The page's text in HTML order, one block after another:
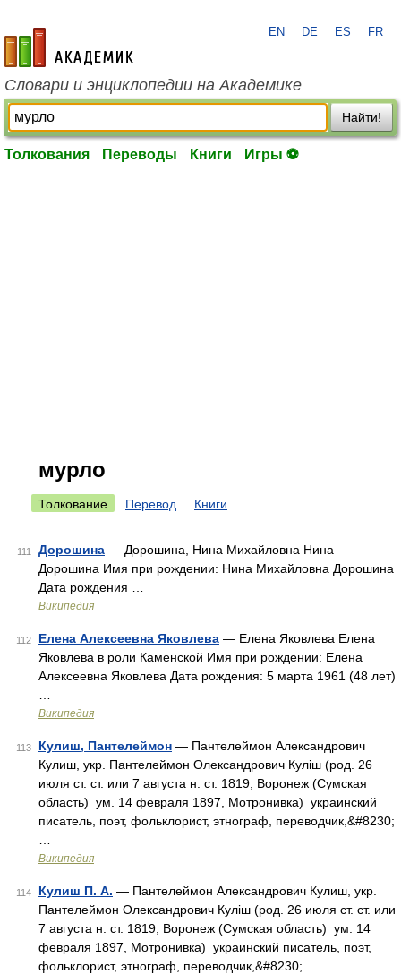
academic.ru
EN DE ES FR
Словари и энциклопедии на Академике
Найти!
Толкования Переводы Книги Игры ⚽
мурло
Толкование Перевод Книги
111 Дорошина — Дорошина, Нина Михайловна Нина
Дорошина Имя при рождении: Нина Михайловна Дорошина
Дата рождения …
Википедия
112 Елена Алексеевна Яковлева — Елена Яковлева Елена
Яковлева в роли Каменской Имя при рождении: Елена
Алексеевна Яковлева Дата рождения: 5 марта 1961 (48 лет)
Википедия
113 Кулиш, Пантелеймон — Пантелеймон Александрович
Кулиш, укр. Пантелеймон Олександрович Куліш (род. 26
июля ст. ст. или 7 августа н. ст. 1819, Воронеж (Сумская
область) ум. 14 февраля 1897, Мотронивка) украинский
писатель, поэт, фольклорист, этнограф, переводчик,&#8230;
Википедия
114 Кулиш П. А. — Пантелеймон Александрович Кулиш, укр.
Пантелеймон Олександрович Куліш (род. 26 июля ст. ст. или
7 августа н. ст. 1819, Воронеж (Сумская область) ум. 14
февраля 1897, Мотронивка) украинский писатель, поэт,
фольклорист, этнограф, переводчик,&#8230; …